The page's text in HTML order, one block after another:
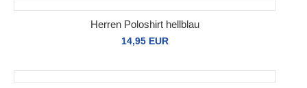
Herren Poloshirt hellblau
14,95 EUR